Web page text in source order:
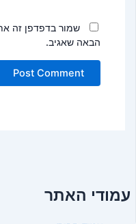
שמור בדפדפן זה
הבאה שאגיב.
עמודי האתר